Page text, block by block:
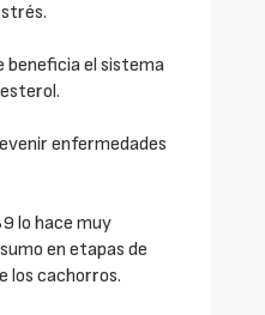
beneficia el sistema
enfermedades
lo hace muy
en etapas de
los cachorros.